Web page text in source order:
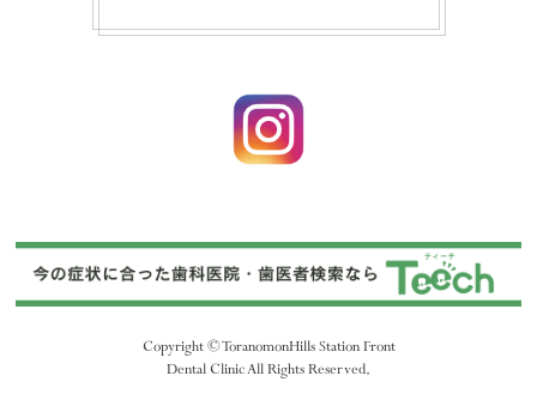
Copyright © ToranomonHills Station Front
Dental Clinic All Rights Reserved.